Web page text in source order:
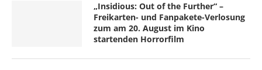
„Insidious: Out of the Further“ –
Freikarten- und Fanpakete-Verlosung
zum am 20. August im Kino
startenden Horrorfilm